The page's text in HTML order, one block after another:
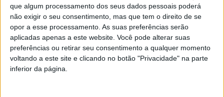
que algum processamento dos seus dados pessoais poderá
não exigir o seu consentimento, mas que tem o direito de se
opor a esse processamento. As suas preferências serão
aplicadas apenas a este website. Você pode alterar suas
preferências ou retirar seu consentimento a qualquer momento
voltando a este site e clicando no botão "Privacidade" na parte
inferior da página.